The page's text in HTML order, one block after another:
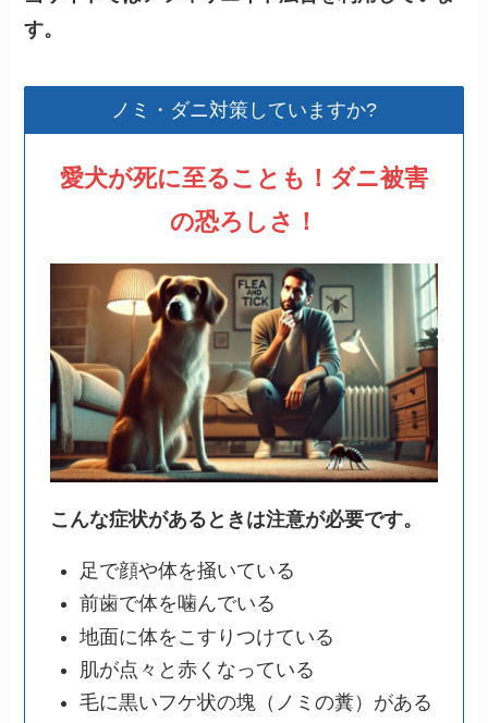
す。
ノミ・ダニ対策していますか?
愛犬が死に至ることも！ダニ被害
の恐ろしさ！
こんな症状があるときは注意が必要です。
足で顔や体を掻いている
前歯で体を噛んでいる
地面に体をこすりつけている
肌が点々と赤くなっている
毛に黒いフケ状の塊（ノミの糞）がある